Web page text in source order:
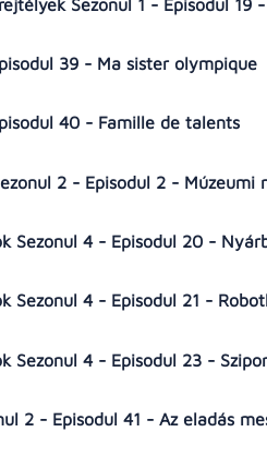
39 - Ma sister olympique
40 - Famille de talents
2 - Episodul 2 - Múzeumi
Sezonul 4 - Episodul 20 -
Sezonul 4 - Episodul 21 -
Sezonul 4 - Episodul 23 -
2 - Episodul 41 - Az eladás